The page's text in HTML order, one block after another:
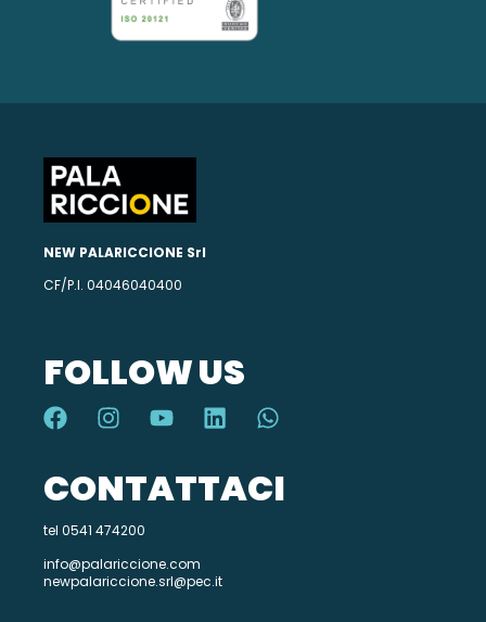
NEW PALARICCIONE Srl
CF/P.I. 04046040400
FOLLOW US
CONTATTACI
tel 0541 474200
info@palariccione.com
newpalariccione.srl@pec.it